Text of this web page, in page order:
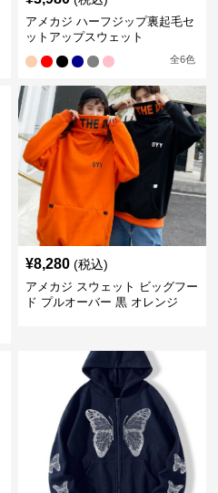
アメカジ ハーフジップ裏起毛セ
ットアップスウェット
全6色
¥8,280 (税込)
アメカジ スウェット ビッグフー
ド プルオーバー 黒 オレンジ